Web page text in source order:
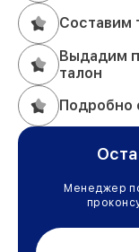
Составим
Выдадим
талон
Подробно
Менеджер